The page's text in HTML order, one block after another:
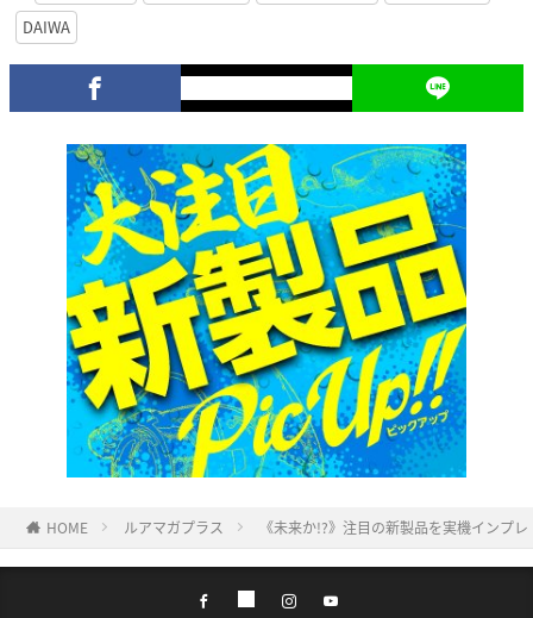
DAIWA
HOME ルアマガプラス 《未来か!?》注目の新製品を実機インプ